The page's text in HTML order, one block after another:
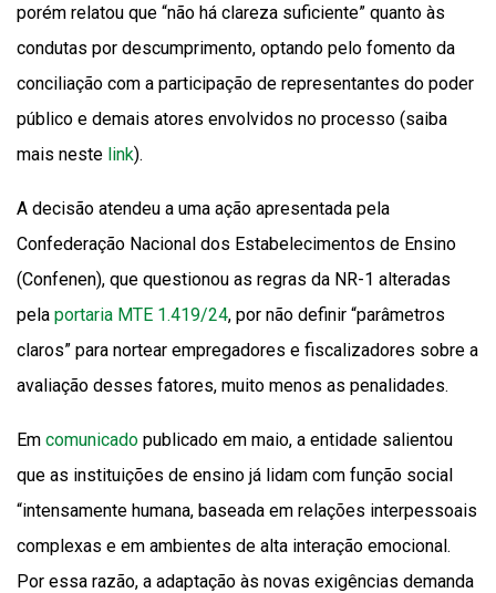
porém relatou que “não há clareza suficiente” quanto às
condutas por descumprimento, optando pelo fomento da
conciliação com a participação de representantes do poder
público e demais atores envolvidos no processo (saiba
mais neste link).
A decisão atendeu a uma ação apresentada pela
Confederação Nacional dos Estabelecimentos de Ensino
(Confenen), que questionou as regras da NR-1 alteradas
pela portaria MTE 1.419/24, por não definir “parâmetros
claros” para nortear empregadores e fiscalizadores sobre a
avaliação desses fatores, muito menos as penalidades.
Em comunicado publicado em maio, a entidade salientou
que as instituições de ensino já lidam com função social
“intensamente humana, baseada em relações interpessoais
complexas e em ambientes de alta interação emocional.
Por essa razão, a adaptação às novas exigências demanda